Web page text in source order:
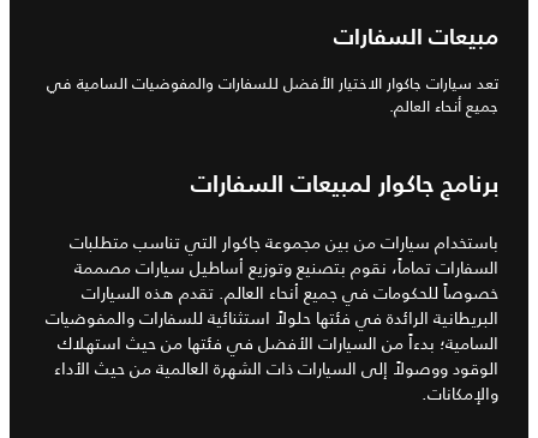
مبيعات السفارات
تعد سيارات جاكوار الاختيار الأفضل للسفارات والمفوضيات السامية في
جميع أنحاء العالم.
برنامج جاكوار لمبيعات السفارات
باستخدام سيارات من بين مجموعة جاكوار التي تناسب متطلبات
السفارات تماماً، نقوم بتصنيع وتوزيع أساطيل سيارات مصممة
خصوصاً للحكومات في جميع أنحاء العالم. تقدم هذه السيارات
البريطانية الرائدة في فئتها حلولاً استثنائية للسفارات والمفوضيات
السامية؛ بدءاً من السيارات الأفضل في فئتها من حيث استهلاك
الوقود ووصولاً إلى السيارات ذات الشهرة العالمية من حيث الأداء
والإمكانات.